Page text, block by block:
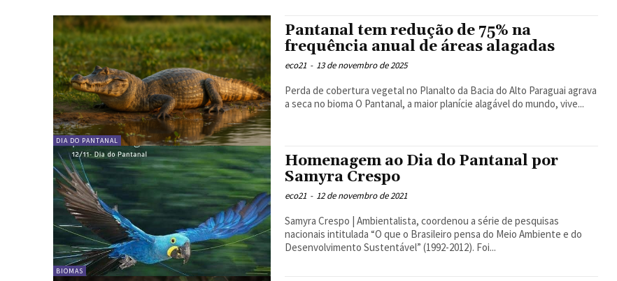
DIA DO PANTANAL
Pantanal tem redução de 75% na
frequência anual de áreas alagadas
eco21 - 13 de novembro de 2025
Perda de cobertura vegetal no Planalto da Bacia do Alto Paraguai agrava
a seca no bioma O Pantanal, a maior planície alagável do mundo, vive...
BIOMAS
Homenagem ao Dia do Pantanal por
Samyra Crespo
eco21 - 12 de novembro de 2021
Samyra Crespo | Ambientalista, coordenou a série de pesquisas
nacionais intitulada “O que o Brasileiro pensa do Meio Ambiente e do
Desenvolvimento Sustentável” (1992-2012). Foi...